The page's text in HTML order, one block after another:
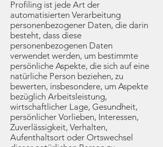
Profiling ist jede Art der
automatisierten Verarbeitung
personenbezogener Daten, die darin
besteht, dass diese
personenbezogenen Daten
verwendet werden, um bestimmte
persönliche Aspekte, die sich auf eine
natürliche Person beziehen, zu
bewerten, insbesondere, um Aspekte
bezüglich Arbeitsleistung,
wirtschaftlicher Lage, Gesundheit,
persönlicher Vorlieben, Interessen,
Zuverlässigkeit, Verhalten,
Aufenthaltsort oder Ortswechsel